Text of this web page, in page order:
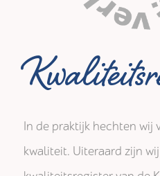
In de praktijk hechten wij
kwaliteit. Uiteraard zijn